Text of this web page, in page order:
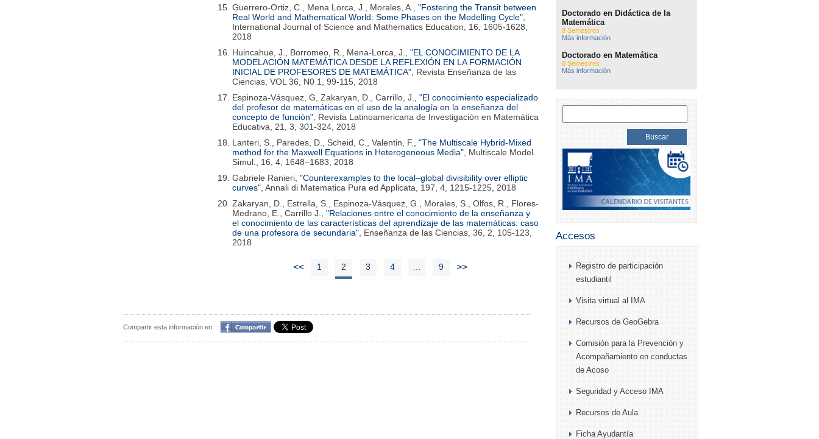
Guerrero-Ortiz, C., Mena Lorca, J., Morales, A., "Fostering the Transit between
Real World and Mathematical World: Some Phases on the Modelling Cycle"
International Journal of Science and Mathematics Education, 16, 1605-1628,
2018
Huincahue, J., Borromeo, R., Mena-Lorca, J., "EL CONOCIMIENTO DE LA
MODELACIÓN MATEMÁTICA DESDE LA REFLEXIÓN EN LA FORMACIÓN
INICIAL DE PROFESORES DE MATEMÁTICA" , Revista Enseñanza de las
Ciencias, VOL 36, N0 1, 99-115, 2018
Espinoza-Vásquez, G, Zakaryan, D., Carrillo, J., "El conocimiento especializado
del profesor de matemáticas en el uso de la analogía en la enseñanza del
concepto de función" , Revista Latinoamericana de Investigación en Matemática
Educativa, 21, 3, 301-324, 2018
Lanteri, S., Paredes, D., Scheid, C., Valentin, F., "The Multiscale Hybrid-Mixed
method for the Maxwell Equations in Heterogeneous Media" , Multiscale Model.
Simul., 16, 4, 1648–1683, 2018
Gabriele Ranieri, "Counterexamples to the local–global divisibility over elliptic
curves" , Annali di Matematica Pura ed Applicata, 197, 4, 1215-1225, 2018
Zakaryan, D., Estrella, S., Espinoza-Vásquez, G., Morales, S., Olfos, R., Flores-
Medrano, E., Carrillo J., "Relaciones entre el conocimiento de la enseñanza y
el conocimiento de las características del aprendizaje de las matemáticas: caso
de una profesora de secundaria" , Enseñanza de las Ciencias, 36, 2, 105-123,
2018
<< 1 2 3 4 9 >>
Compartir esta información en: Compartir
Doctorado en Didáctica de la
Matemática
8 Semestres
Más información
Doctorado en Matemática
8 Semestres
Más información
Accesos
Registro de participación
estudiantil
Visita virtual al IMA
Recursos de GeoGebra
Comisión para la Prevención y
Acompañamiento en conductas
de Acoso
Seguridad y Acceso IMA
Recursos de Aula
Ficha Ayudantía